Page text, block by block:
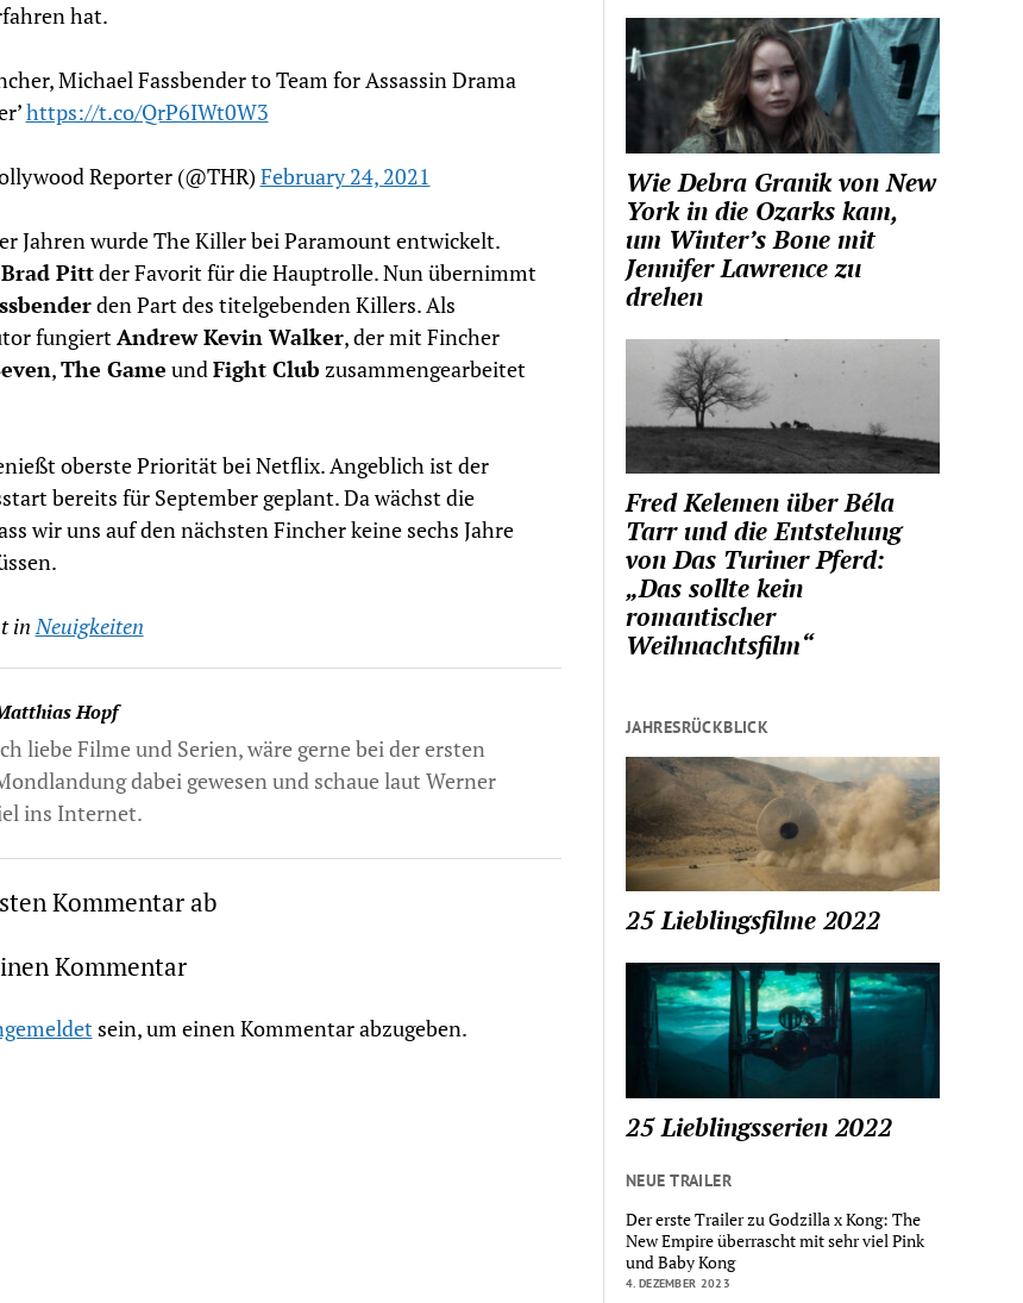
hat.
Michael Fassbender to Team for Assassin Drama
https://t.co/QrP6IWt0W3
Reporter (@THR)February 24, 2021
Jahren wurde The Killer bei Paramount entwickelt.
Brad Pittder Favorit für die Hauptrolle. Nun übernimmt
den Part des titelgebenden Killers. Als
fungiertAndrew Kevin Walker, der mit Fincher
,The Game undFight Club zusammengearbeitet
oberste Priorität bei Netflix. Angeblich ist der
bereits für September geplant. Da wächst die
wir uns auf den nächsten Fincher keine sechs Jahre
inNeuigkeiten
Hopf
liebe Filme und Serien, wäre gerne bei der ersten
dabei gewesen und schaue laut Werner
ins Internet.
Kommentar ab
Kommentar
sein, um einen Kommentar abzugeben.
Wie Debra Granik von New
York in die Ozarks kam,
um Winter’s Bone mit
Jennifer Lawrence zu
drehen
Fred Kelemen über Béla
Tarr und die Entstehung
von Das Turiner Pferd:
„Das sollte kein
romantischer
Weihnachtsfilm“
JAHRESRÜCKBLICK
25 Lieblingsfilme 2022
25 Lieblingsserien 2022
NEUE TRAILER
Der erste Trailer zu Godzilla x Kong: The
New Empire überrascht mit sehr viel Pink
und Baby Kong
4. DEZEMBER 2023